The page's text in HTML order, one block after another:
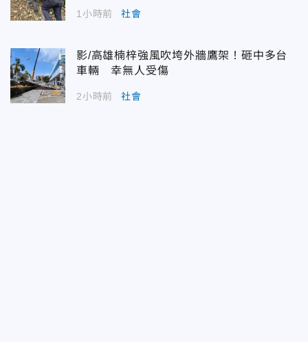
1小時前 社會
影/高雄楠梓強風吹垮外牆鷹架！砸中多台
車輛 幸無人受傷
2小時前 社會